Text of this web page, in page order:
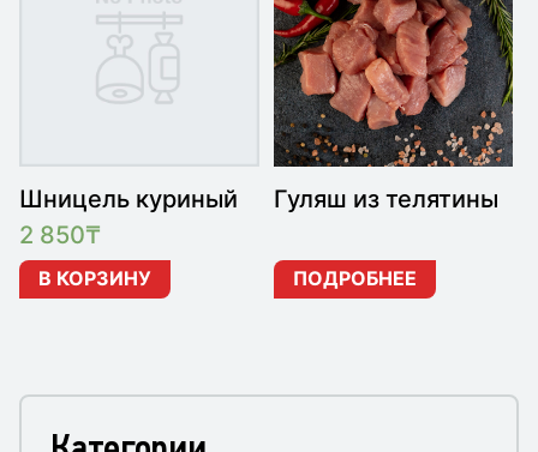
Шницель куриный
2 850₸
В КОРЗИНУ
Гуляш из телятины
ПОДРОБНЕЕ